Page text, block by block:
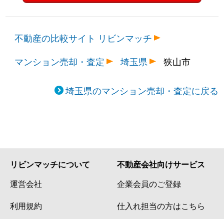
不動産の比較サイト リビンマッチ
マンション売却・査定
埼玉県 狭山市
埼玉県のマンション売却・査定に戻る
リビンマッチについて
運営会社
利用規約
不動産会社向けサービス
企業会員のご登録
仕入れ担当の方はこちら